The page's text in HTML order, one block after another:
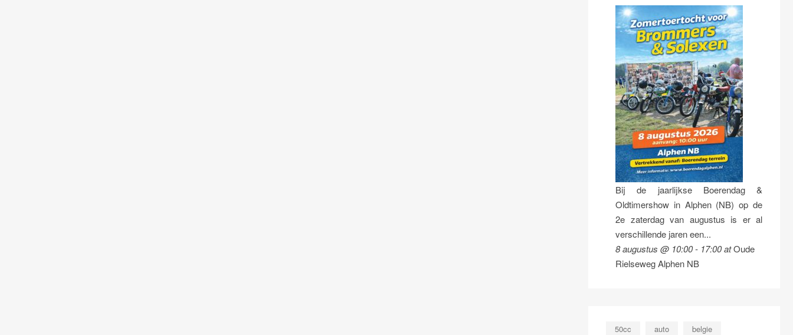
Bij de jaarlijkse Boerendag &
Oldtimershow in Alphen (NB) op de
2e zaterdag van augustus is er al
verschillende jaren een...
8 augustus @ 10:00- 17:00atOude
Rielseweg Alphen NB
50cc auto
belgie